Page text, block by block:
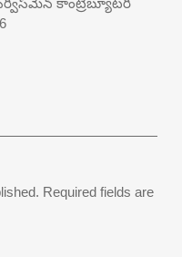
Required fields are